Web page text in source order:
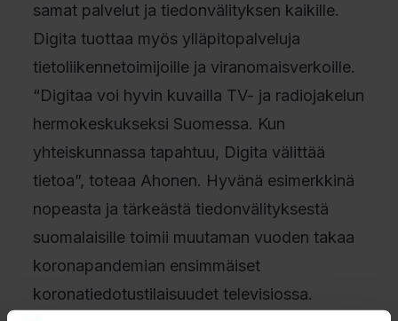
samat palvelut ja tiedonvälityksen kaikille.
Digita tuottaa myös ylläpitopalveluja
tietoliikennetoimijoille ja viranomaisverkoille.
“Digitaa voi hyvin kuvailla TV- ja radiojakelun
hermokeskukseksi Suomessa. Kun
yhteiskunnassa tapahtuu, Digita välittää
tietoa”, toteaa Ahonen. Hyvänä esimerkkinä
nopeasta ja tärkeästä tiedonvälityksestä
suomalaisille toimii muutaman vuoden takaa
koronapandemian ensimmäiset
koronatiedotustilaisuudet televisiossa.